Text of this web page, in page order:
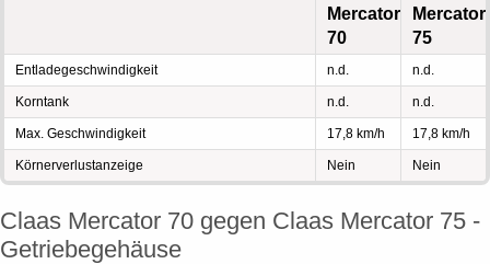
Mercator
70
Mercator
75
Entladegeschwindigkeit n.d. n.d.
Korntank n.d. n.d.
Max. Geschwindigkeit 17,8 km/h 17,8 km/h
Körnerverlustanzeige Nein Nein
Claas Mercator 70 gegen Claas Mercator 75 -
Getriebegehäuse